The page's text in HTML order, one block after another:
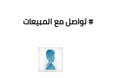
# تواصل مع المبيعات